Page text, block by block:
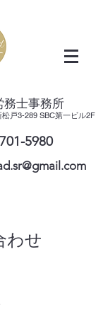
務士事務所
戸3-289 SBC第一ビル2F
5980
わせ